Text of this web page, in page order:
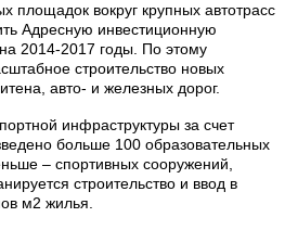
площадок вокруг крупных автотрасс
Адресную инвестиционную
2014-2017 годы. По этому
строительство новых
авто- и железных дорог.
инфраструктуры за счет
больше 100 образовательных
– спортивных сооружений,
строительство и ввод в
м2 жилья.